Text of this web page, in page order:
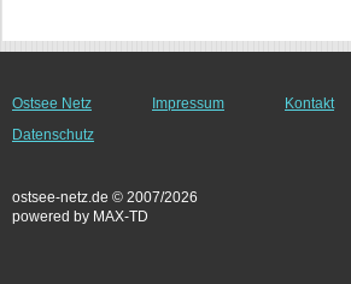
Ostsee Netz Impressum Kontakt
Datenschutz
ostsee-netz.de © 2007/2026
powered by MAX-TD